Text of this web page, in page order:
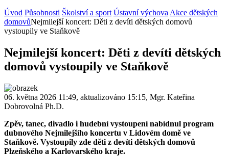
Úvod Působnosti Školství a sport Ústavní výchova Akce dětských
domovůNejmilejší koncert: Děti z devíti dětských domovů
vystoupily ve Staňkově
Nejmilejší koncert: Děti z devíti dětských
domovů vystoupily ve Staňkově
06. května 2026 11:49, aktualizováno 15:15, Mgr. Kateřina
Dobrovolná Ph.D.
Zpěv, tanec, divadlo i hudební vystoupení nabídnul program
dubnového Nejmilejšího koncertu v Lidovém domě ve
Staňkově. Vystoupily zde děti z devíti dětských domovů
Plzeňského a Karlovarského kraje.